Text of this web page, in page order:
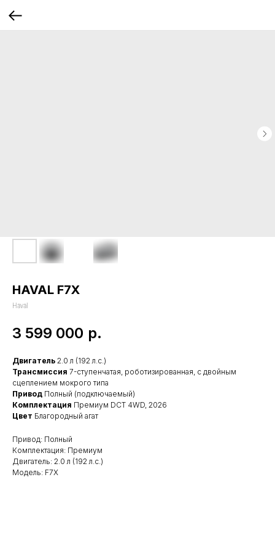
HAVAL F7X
Haval
3 599 000 р.
Двигатель 2.0 л (192 л.с.)
Трансмиссия 7-ступенчатая, роботизированная, с двойным
сцеплением мокрого типа
Привод Полный (подключаемый)
Комплектация Премиум DCT 4WD, 2026
Цвет Благородный агат
Привод: Полный
Комплектация: Премиум
Двигатель: 2.0 л (192 л.с.)
Модель: F7X